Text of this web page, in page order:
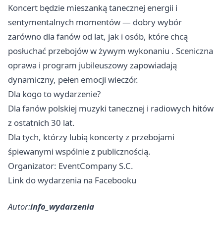
Koncert będzie mieszanką tanecznej energii i
sentymentalnych momentów — dobry wybór
zarówno dla fanów od lat, jak i osób, które chcą
posłuchać przebojów w żywym wykonaniu . Sceniczna
oprawa i program jubileuszowy zapowiadają
dynamiczny, pełen emocji wieczór.
Dla kogo to wydarzenie?
Dla fanów polskiej muzyki tanecznej i radiowych hitów
z ostatnich 30 lat.
Dla tych, którzy lubią koncerty z przebojami
śpiewanymi wspólnie z publicznością.
Organizator: EventCompany S.C.
Link do wydarzenia na Facebooku
Autor:info_wydarzenia